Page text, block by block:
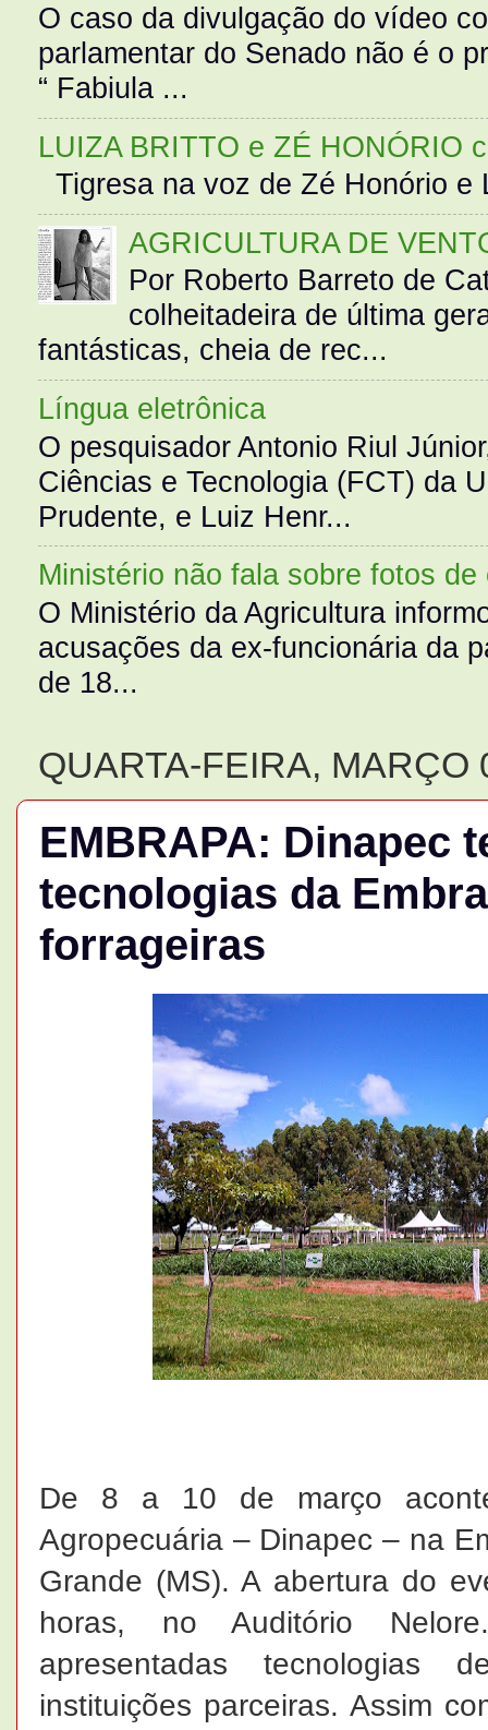
O caso da divulgação do vídeo
parlamentar do Senado não é o
“ Fabiula ...
LUIZA BRITTO e ZÉ HONÓRIO
Tigresa na voz de Zé Honório
AGRICULTURA DE
Por Roberto Barreto de
colheitadeira de última
fantásticas, cheia de rec...
Língua eletrônica
O pesquisador Antonio Riul
Ciências e Tecnologia (FCT) da
Prudente, e Luiz Henr...
Ministério não fala sobre fotos de
O Ministério da Agricultura
acusações da ex-funcionária da
de 18...
QUARTA-FEIRA, MARÇO
EMBRAPA: Dinapec
tecnologias da
forrageiras
De 8 a 10 de março
Agropecuária – Dinapec – na
Grande (MS). A abertura do
horas, no Auditório
apresentadas tecnologias
instituições parceiras. Assim